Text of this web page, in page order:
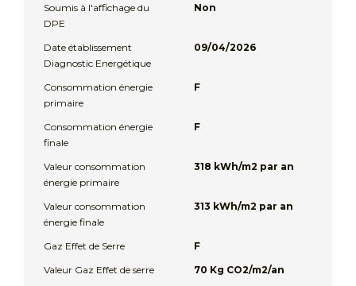
Soumis à l'affichage du
DPE
Non
Date établissement
Diagnostic Energétique
09/04/2026
Consommation énergie
primaire
F
Consommation énergie
finale
F
Valeur consommation
énergie primaire
318 kWh/m2 par an
Valeur consommation
énergie finale
313 kWh/m2 par an
Gaz Effet de Serre
F
Valeur Gaz Effet de serre
70 Kg CO2/m2/an